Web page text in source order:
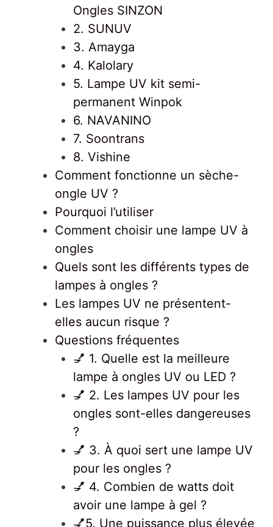
Ongles SINZON
2. SUNUV
3. Amayga
4. Kalolary
5. Lampe UV kit semi-
permanent Winpok
6. NAVANINO
7. Soontrans
8. Vishine
Comment fonctionne un sèche-
ongle UV ?
Pourquoi l’utiliser
Comment choisir une lampe UV à
ongles
Quels sont les différents types de
lampes à ongles ?
Les lampes UV ne présentent-
elles aucun risque ?
Questions fréquentes
💅 1. Quelle est la meilleure
lampe à ongles UV ou LED ?
💅 2. Les lampes UV pour les
ongles sont-elles dangereuses
?
💅 3. À quoi sert une lampe UV
pour les ongles ?
💅 4. Combien de watts doit
avoir une lampe à gel ?
💅5. Une puissance plus élevée